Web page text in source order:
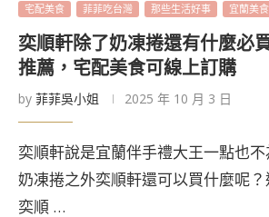
宅配美食 菲菲吃台灣 那些生活好事 宜蘭美食
奕順軒除了奶凍捲還有什麼必
推薦，宅配美食可線上訂購
by 菲菲吳小姐 2025 年 10 月 3 日
奕順軒說是宜蘭伴手禮大王一點也
奶凍捲之外奕順軒還可以買什麼呢
奕順 …